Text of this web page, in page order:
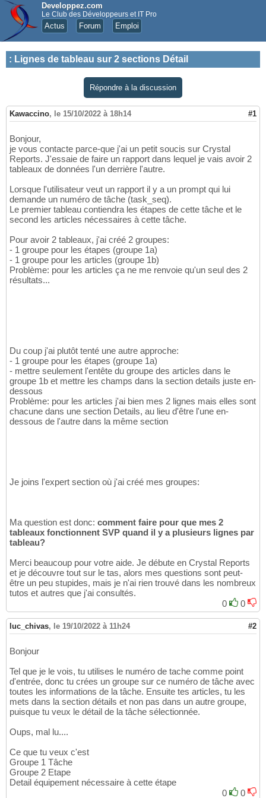
Developpez.com
Le Club des Développeurs et IT Pro
Actus Forum Emploi
: Lignes de tableau sur 2 sections Détail
Répondre à la discussion
Kawaccino, le 15/10/2022 à 18h14 #1
Bonjour,
je vous contacte parce-que j'ai un petit soucis sur Crystal
Reports. J'essaie de faire un rapport dans lequel je vais avoir 2
tableaux de données l'un derrière l'autre.
Lorsque l'utilisateur veut un rapport il y a un prompt qui lui
demande un numéro de tâche (task_seq).
Le premier tableau contiendra les étapes de cette tâche et le
second les articles nécessaires à cette tâche.
Pour avoir 2 tableaux, j'ai créé 2 groupes:
- 1 groupe pour les étapes (groupe 1a)
- 1 groupe pour les articles (groupe 1b)
Problème: pour les articles ça ne me renvoie qu'un seul des 2
résultats...
Du coup j'ai plutôt tenté une autre approche:
- 1 groupe pour les étapes (groupe 1a)
- mettre seulement l'entête du groupe des articles dans le
groupe 1b et mettre les champs dans la section details juste en-
dessous
Problème: pour les articles j'ai bien mes 2 lignes mais elles sont
chacune dans une section Details, au lieu d'être l'une en-
dessous de l'autre dans la même section
Je joins l'expert section où j'ai créé mes groupes:
Ma question est donc: comment faire pour que mes 2
tableaux fonctionnent SVP quand il y a plusieurs lignes par
tableau?
Merci beaucoup pour votre aide. Je débute en Crystal Reports
et je découvre tout sur le tas, alors mes questions sont peut-
être un peu stupides, mais je n'ai rien trouvé dans les nombreux
tutos et autres que j'ai consultés.
0
0
luc_chivas, le 19/10/2022 à 11h24 #2
Bonjour
Tel que je le vois, tu utilises le numéro de tache comme point
d'entrée, donc tu crées un groupe sur ce numéro de tâche avec
toutes les informations de la tâche. Ensuite tes articles, tu les
mets dans la section détails et non pas dans un autre groupe,
puisque tu veux le détail de la tâche sélectionnée.
Oups, mal lu....
Ce que tu veux c'est
Groupe 1 Tâche
Groupe 2 Etape
Detail équipement nécessaire à cette étape
0
0